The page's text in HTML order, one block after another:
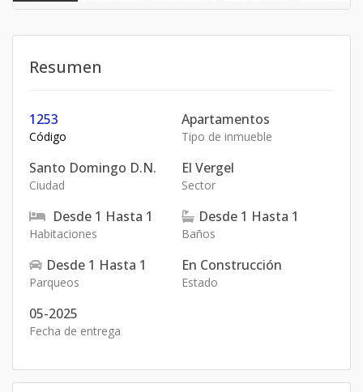
Resumen
1253
Código
Apartamentos
Tipo de inmueble
Santo Domingo D.N.
Ciudad
El Vergel
Sector
Desde 1 Hasta 1
Habitaciones
Desde 1 Hasta 1
Baños
Desde 1 Hasta 1
Parqueos
En Construcción
Estado
05-2025
Fecha de entrega